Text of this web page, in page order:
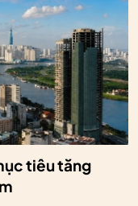
tiêu tăng